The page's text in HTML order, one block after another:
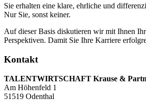
Sie erhalten eine klare, ehrliche und
Nur Sie, sonst keiner.
Auf dieser Basis diskutieren wir mit Ihnen
Perspektiven. Damit Sie Ihre Karriere
Kontakt
TALENTWIRTSCHAFT Krause &
Am Höhenfeld 1
51519 Odenthal